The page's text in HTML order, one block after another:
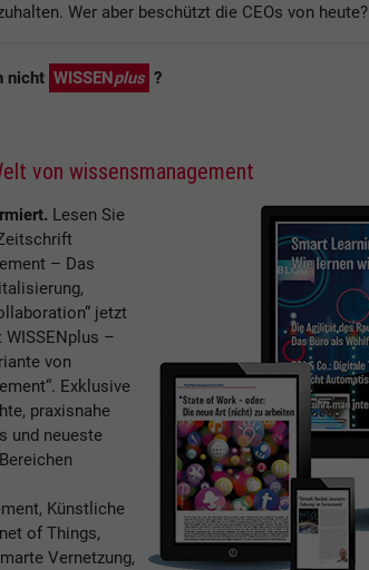
Wer aber beschützt die CEOs von heute?
nicht WISSEN plus ?
von wissensmanagement
Lesen Sie
– Das
jetzt
–
von
Exklusive
praxisnahe
und neueste
Künstliche
of Things,
Vernetzung,